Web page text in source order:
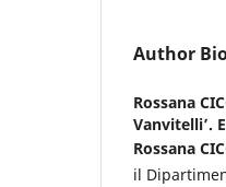
Author
Rossana
Vanvitelli’.
Rossana
il